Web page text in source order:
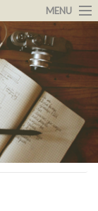
MENU